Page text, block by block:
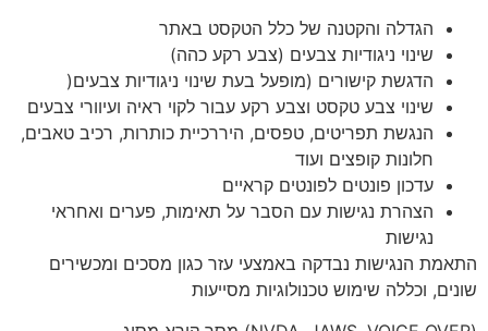
הגדלה והקטנה של כלל הטקסט באתר
שינוי ניגודיות צבעים (צבע רקע כהה)
הדגשת קישורים (מופעל בעת שינוי ניגודיות צבעים(
שינוי צבע טקסט וצבע רקע עבור לקוי ראיה ועיוורי צבעים
הנגשת תפריטים, טפסים, היררכיית כותרות, רכיב טאבים,
חלונות קופצים ועוד
עדכון פונטים לפונטים קראיים
הצהרת נגישות עם הסבר על תאימות, פערים ואחראי
נגישות
התאמת הנגישות נבדקה באמצעי עזר כגון מסכים ומכשירים
שונים, וכללה שימוש טכנולוגיות מסייעות